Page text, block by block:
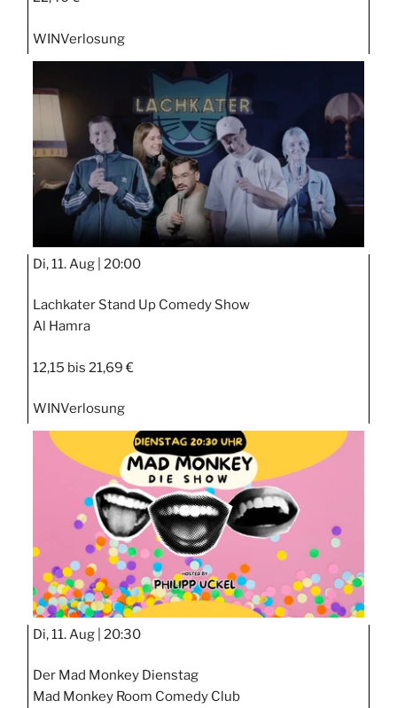
WINVerlosung
Di, 11. Aug | 20:00
Lachkater Stand Up Comedy Show
Al Hamra
12,15 bis 21,69 €
WINVerlosung
Di, 11. Aug | 20:30
Der Mad Monkey Dienstag
Mad Monkey Room Comedy Club